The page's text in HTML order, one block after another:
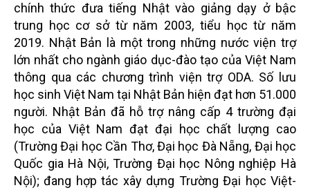
chính thức đưa tiếng Nhật vào giảng dạy ở bậc
trung học cơ sở từ năm 2003, tiểu học từ năm
2019. Nhật Bản là một trong những nước viện trợ
lớn nhất cho ngành giáo dục-đào tạo của Việt Nam
thông qua các chương trình viện trợ ODA. Số lưu
học sinh Việt Nam tại Nhật Bản hiện đạt hơn 51.000
người. Nhật Bản đã hỗ trợ nâng cấp 4 trường đại
học của Việt Nam đạt đại học chất lượng cao
(Trường Đại học Cần Thơ, Đại học Đà Nẵng, Đại học
Quốc gia Hà Nội, Trường Đại học Nông nghiệp Hà
Nội); đang hợp tác xây dựng Trường Đại học Việt-